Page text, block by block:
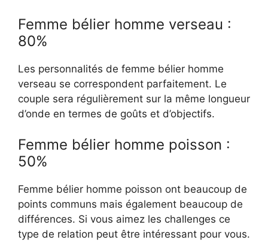
Femme bélier homme verseau :
80%
Les personnalités de femme bélier homme
verseau se correspondent parfaitement. Le
couple sera régulièrement sur la même longueur
d’onde en termes de goûts et d’objectifs.
Femme bélier homme poisson :
50%
Femme bélier homme poisson ont beaucoup de
points communs mais également beaucoup de
différences. Si vous aimez les challenges ce
type de relation peut être intéressant pour vous.